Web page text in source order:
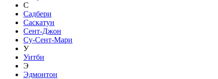
С
Садбери
Саскатун
Сент-Джон
Су-Сент-Мари
У
Уитби
Э
Эдмонтон